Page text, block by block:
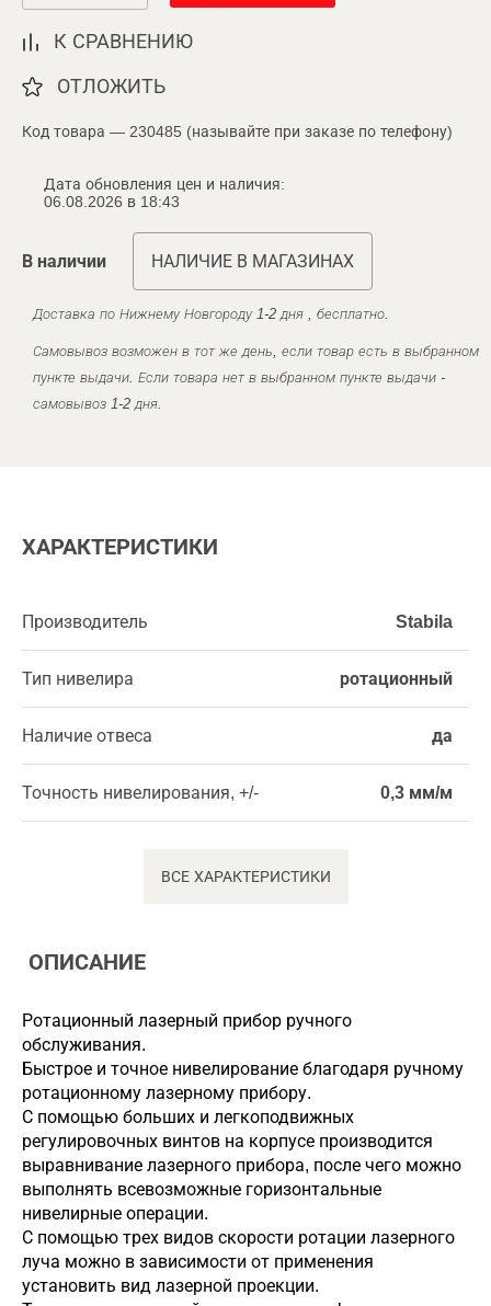
К СРАВНЕНИЮ
ОТЛОЖИТЬ
Код товара — 230485 (называйте при заказе по телефону)
Дата обновления цен и наличия:
06.08.2026 в 18:43
В наличии НАЛИЧИЕ В МАГАЗИНАХ
Доставка по Нижнему Новгороду 1-2 дня , бесплатно.
Самовывоз возможен в тот же день, если товар есть в выбранном
пункте выдачи. Если товара нет в выбранном пункте выдачи -
самовывоз 1-2 дня.
ХАРАКТЕРИСТИКИ
Производитель Stabila
Тип нивелира ротационный
Наличие отвеса да
Точность нивелирования, +/- 0,3 мм/м
ВСЕ ХАРАКТЕРИСТИКИ
ОПИСАНИЕ
Ротационный лазерный прибор ручного
обслуживания.
Быстрое и точное нивелирование благодаря ручному
ротационному лазерному прибору.
С помощью больших и легкоподвижных
регулировочных винтов на корпусе производится
выравнивание лазерного прибора, после чего можно
выполнять всевозможные горизонтальные
нивелирные операции.
С помощью трех видов скорости ротации лазерного
луча можно в зависимости от применения
установить вид лазерной проекции.